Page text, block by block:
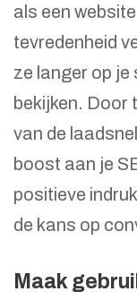
als een
tevredenheid
ze langer op je
bekijken. Door
van de
boost aan je
positieve
de kans op
Maak